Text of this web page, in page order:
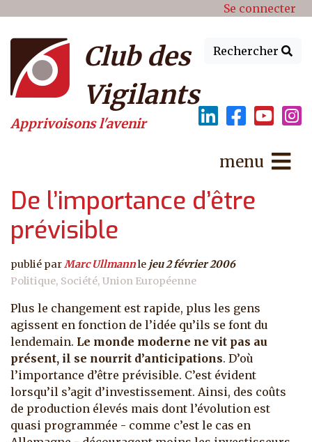
Menu du compte de Se connecter
Rechercher
Club des
Vigilants
Apprivoisons l'avenir
menu
De l’importance d’être
prévisible
publié parMarc Ullmannle jeu 2 février 2006
Politique Société Union Européenne
Plus le changement est rapide, plus les gens
agissent en fonction de l’idée qu’ils se font du
lendemain. Le monde moderne ne vit pas au
présent, il se nourrit d’anticipations. D’où
l’importance d’être prévisible. C’est évident
lorsqu’il s’agit d’investissement. Ainsi, des coûts
de production élevés mais dont l’évolution est
quasi programmée - comme c’est le cas en